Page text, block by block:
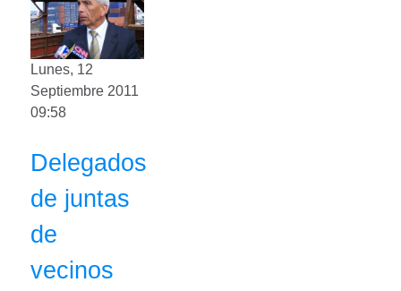
Lunes, 12
Septiembre 2011
09:58
Delegados
de juntas
de
vecinos